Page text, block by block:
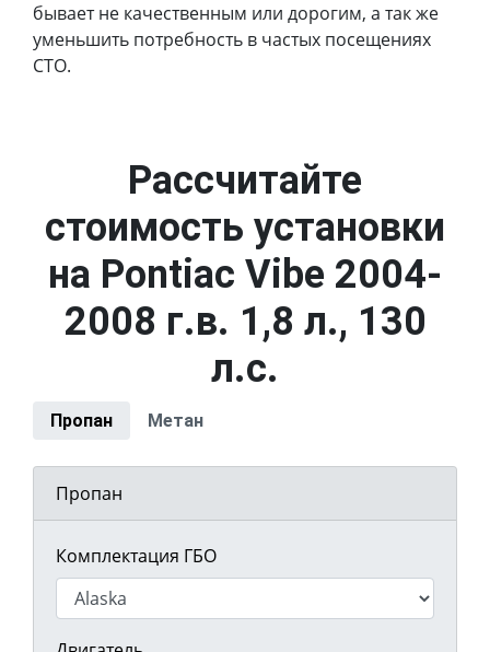
бывает не качественным или дорогим, а так же
уменьшить потребность в частых посещениях
СТО.
Рассчитайте
стоимость установки
на Pontiac Vibe 2004-
2008 г.в. 1,8 л., 130
л.с.
Пропан Метан
Пропан
Комплектация ГБО